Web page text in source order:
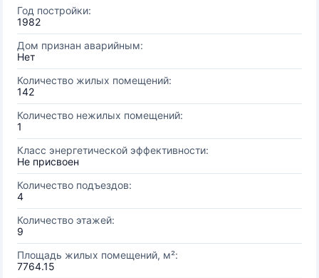
Год постройки:
1982
Дом признан аварийным:
Нет
Количество жилых помещений:
142
Количество нежилых помещений:
1
Класс энергетической эффективности:
Не присвоен
Количество подъездов:
4
Количество этажей:
9
Площадь жилых помещений, м²:
7764.15